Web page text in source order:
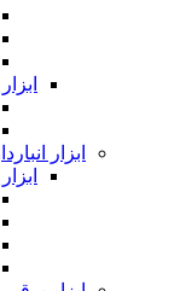
ابزار